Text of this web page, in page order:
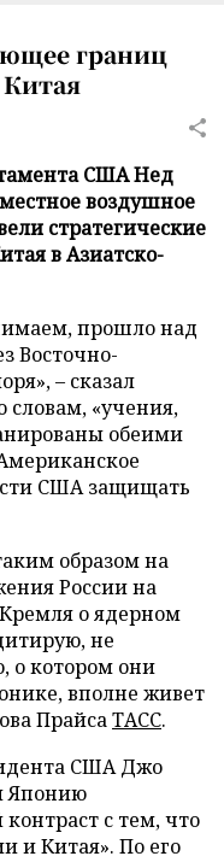
границ
США Нед
воздушное
стратегические
в Азиатско-
прошло над
Восточно-
– сказал
словам, «учения,
обеими
США защищать
образом на
России на
о ядерном
не
о котором они
вполне живет
ПрайсаТАСС.
США Джо
Японию
с тем, что
и Китая». По его